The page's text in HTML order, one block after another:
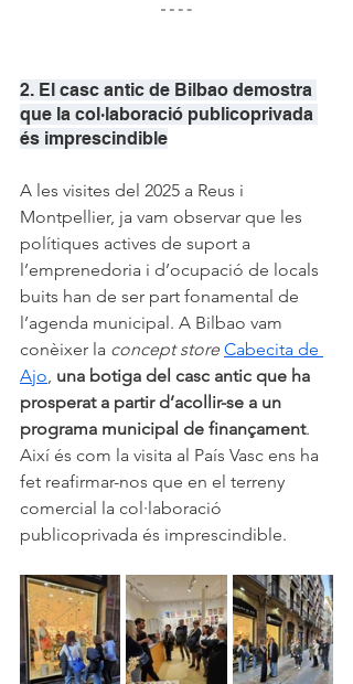
2. El casc antic de Bilbao demostra
que la col·laboració publicoprivada
és imprescindible
A les visites del 2025 a Reus i
Montpellier, ja vam observar que les
polítiques actives de suport a
l’emprenedoria i d’ocupació de locals
buits han de ser part fonamental de
l’agenda municipal. A Bilbao vam
conèixer la concept store Cabecita de
Ajo, una botiga del casc antic que ha
prosperat a partir d’acollir-se a un
programa municipal de finançament.
Així és com la visita al País Vasc ens ha
fet reafirmar-nos que en el terreny
comercial la col·laboració
publicoprivada és imprescindible.